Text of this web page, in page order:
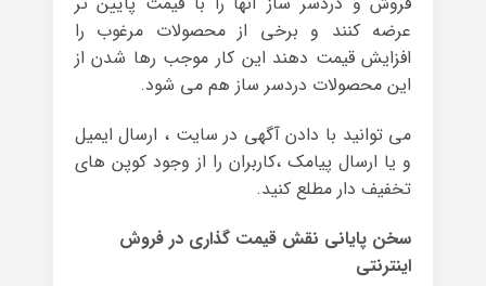
عرضه کنند و برخی از محصولات مرغوب را
افزایش قیمت دهند این کار موجب رها شدن از
این محصولات دردسر ساز هم می شود.
می توانید با دادن آگهی در سایت ، ارسال ایمیل
و یا ارسال پیامک ،کاربران را از وجود کوپن های
تخفیف دار مطلع کنید.
سخن پایانی نقش قیمت گذاری در فروش
اینترنتی